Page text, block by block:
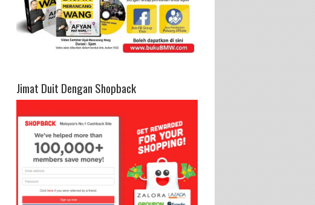
Jimat Duit Dengan Shopback